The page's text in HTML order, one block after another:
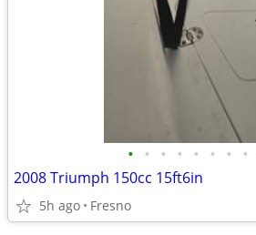
• • • • • • • •
2008 Triumph 150cc 15ft6in
5h ago Fresno